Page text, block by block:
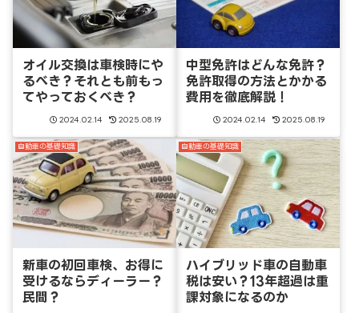
オイル交換は車検時にや
るべき？それとも前もっ
てやっておくべき？
2024.02.14 2025.08.19
中型免許はどんな免許？
免許取得の方法とかかる
費用を徹底解説！
2024.02.14 2025.08.19
自動車の基礎知識
新車の初回車検、お得に
受けるならディーラー？
民間？
自動車の基礎知識
ハイブリッド車の自動車
税は安い？13年超過は重
課対象になるのか